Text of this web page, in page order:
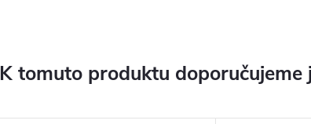
K tomuto produktu doporučujeme